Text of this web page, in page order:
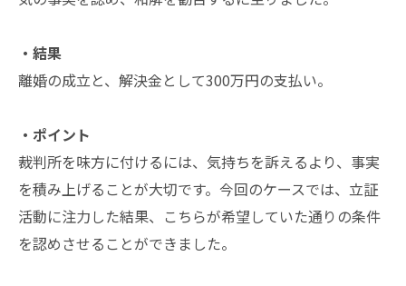
・結果
離婚の成立と、解決金として300万円の支払い。
・ポイント
裁判所を味方に付けるには、気持ちを訴えるより、事実
を積み上げることが大切です。今回のケースでは、立証
活動に注力した結果、こちらが希望していた通りの条件
を認めさせることができました。